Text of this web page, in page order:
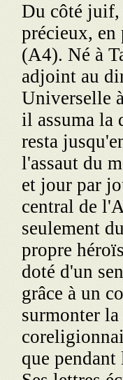
Du côté juif,
précieux,
(A4). Né à
adjoint au
Universelle
il assuma la
resta
l'assaut du
et jour par
central de
seulement
propre
doté d'un
grâce à un
surmonter la
que